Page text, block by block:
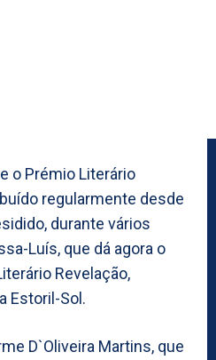
o Prémio Literário
regularmente desde
durante vários
Luís, que dá agora o
Revelação,
Estoril-Sol.
D`Oliveira Martins, que